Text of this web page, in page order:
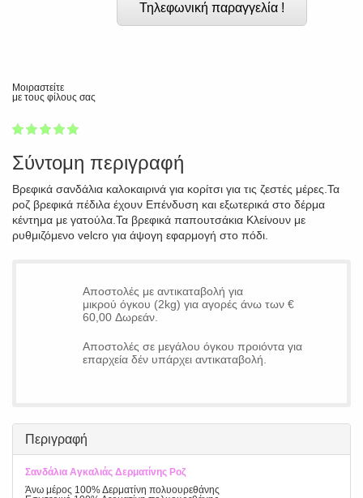
Τηλεφωνική παραγγελία !
Μοιραστείτε
με τους φίλους σας
1
2
3
4
5
Σύντομη περιγραφή
Βρεφικά σανδάλια καλοκαιρινά για κορίτσι για τις ζεστές μέρες.Τα
ροζ βρεφικά πέδιλα έχουν Επένδυση και εξωτερικά στο δέρμα
κέντημα με γατούλα.Τα βρεφικά παπουτσάκια Κλείνουν με
ρυθμιζόμενο velcro για άψογη εφαρμογή στο πόδι.
Αποστολές με αντικαταβολή για
μικρού όγκου (2kg) για αγορές άνω των €
60,00 Δωρεάν.
Αποστολές σε μεγάλου όγκου προιόντα για
επαρχεία δέν υπάρχει αντικαταβολή.
Περιγραφή
Σανδάλια Αγκαλιάς Δερματίνης Ροζ
Άνω μέρος 100% Δερματίνη πολυουρεθάνης